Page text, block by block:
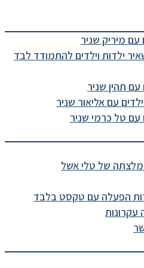
מיריק שניר
ילדות וילדים להתמודד לבד
עם תהין שניר
עם אליאור שניר
עם טל כרמי שניר
של טלי אשל
הפעלה עם טקסט בלבד
עקרונות